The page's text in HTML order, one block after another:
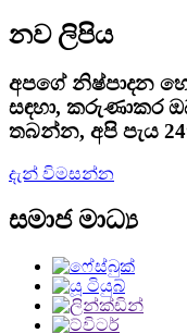
නව ලිපිය
අපගේ නිෂ්පාදන
සඳහා, කරුණාකර
තබන්න, අපි පැය
දැන් විමසන්න
සමාජ මාධ්‍ය